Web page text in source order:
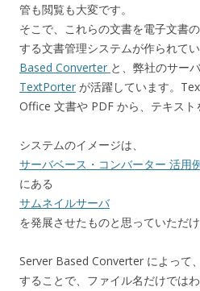
管も閲覧も大変です。
そこで、これらの文書を電子文書
する文書管理システムが作られてい
Based Converter と、弊社のサー
TextPorter が活躍しています。
Office 文書や PDF から、テキスト
システムのイメージは、
サーバベース・コンバーター 活用
にある
サムネイルサーバ
を発展させたものと思っていただけ
Server Based Converter によって
することで、ファイル名だけでは